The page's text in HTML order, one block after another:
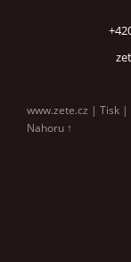
www.zete.cz | Tisk |
Nahoru ↑